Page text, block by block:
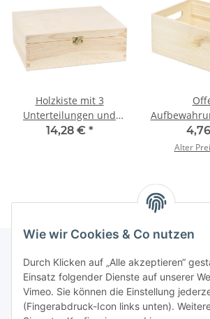
Wie wir Cookies & Co nutzen
Durch Klicken auf „Alle akzeptieren“
Einsatz folgender Dienste auf unserer
Vimeo. Sie können die Einstellung
(Fingerabdruck-Icon links unten).
Holzkiste mit 3
Unterteilungen und
Schloss,
14,28 € *
Vollholz 30
Alter
Informationen